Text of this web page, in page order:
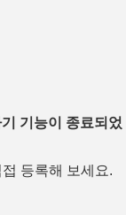
기능이 종료되었
등록해 보세요.